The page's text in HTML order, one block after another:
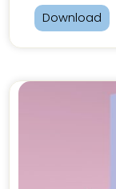
Download